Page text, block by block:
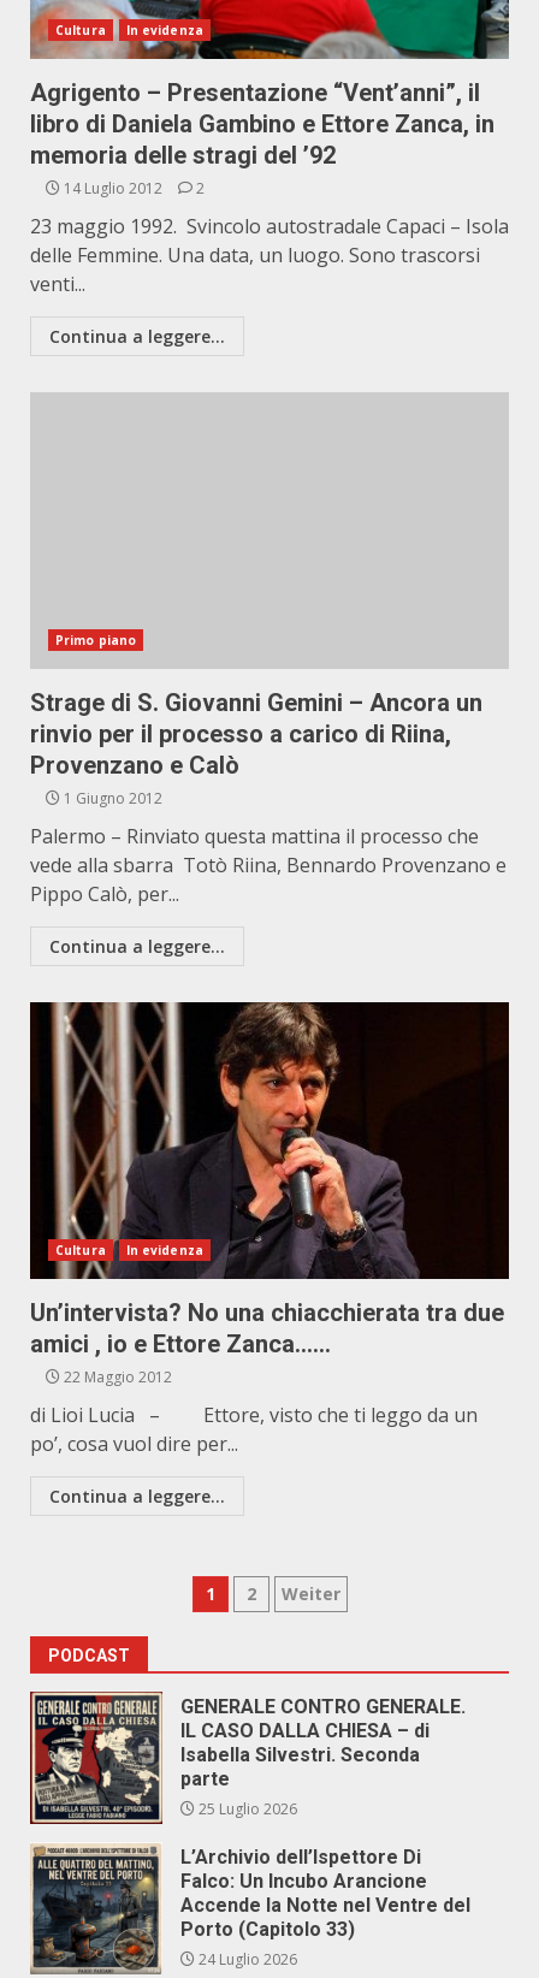
Cultura In evidenza
Agrigento – Presentazione “Vent’anni”, il
libro di Daniela Gambino e Ettore Zanca, in
memoria delle stragi del ’92
14 Luglio 2012 2
23 maggio 1992. Svincolo autostradale Capaci – Isola
delle Femmine. Una data, un luogo. Sono trascorsi
venti...
Continua a leggere...
Primo piano
Strage di S. Giovanni Gemini – Ancora un
rinvio per il processo a carico di Riina,
Provenzano e Calò
1 Giugno 2012
Palermo – Rinviato questa mattina il processo che
vede alla sbarra Totò Riina, Bennardo Provenzano e
Pippo Calò, per...
Continua a leggere...
Cultura In evidenza
Un’intervista? No una chiacchierata tra due
amici , io e Ettore Zanca……
22 Maggio 2012
di Lioi Lucia – Ettore, visto che ti leggo da un
po’, cosa vuol dire per...
Continua a leggere...
Paginazione
articoli
1 2 Weiter
PODCAST
GENERALE CONTRO GENERALE.
IL CASO DALLA CHIESA – di
Isabella Silvestri. Seconda
parte
25 Luglio 2026
L’Archivio dell’Ispettore Di
Falco: Un Incubo Arancione
Accende la Notte nel Ventre del
Porto (Capitolo 33)
24 Luglio 2026